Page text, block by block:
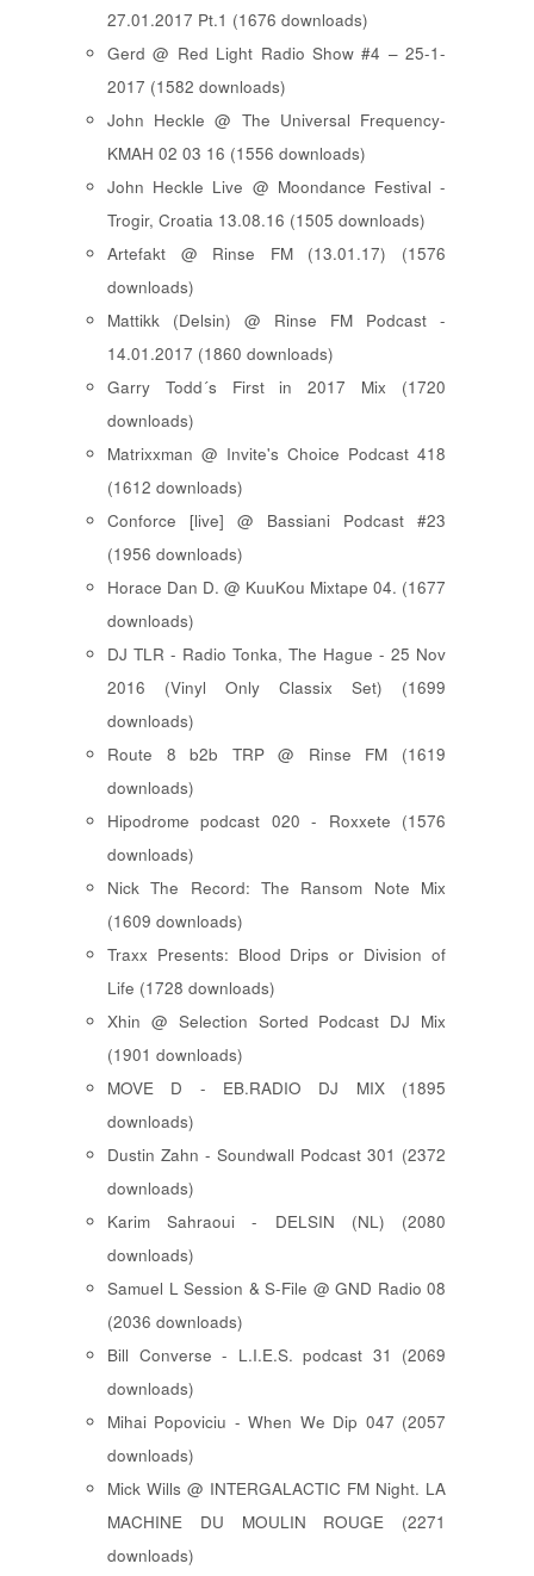
27.01.2017 Pt.1 (1676 downloads)
Gerd @ Red Light Radio Show #4 – 25-1-
2017 (1582 downloads)
John Heckle @ The Universal Frequency-
KMAH 02 03 16 (1556 downloads)
John Heckle Live @ Moondance Festival -
Trogir, Croatia 13.08.16 (1505 downloads)
Artefakt @ Rinse FM (13.01.17) (1576
downloads)
Mattikk (Delsin) @ Rinse FM Podcast -
14.01.2017 (1860 downloads)
Garry Todd´s First in 2017 Mix (1720
downloads)
Matrixxman @ Invite's Choice Podcast 418
(1612 downloads)
Conforce [live] @ Bassiani Podcast #23
(1956 downloads)
Horace Dan D. @ KuuKou Mixtape 04. (1677
downloads)
DJ TLR - Radio Tonka, The Hague - 25 Nov
2016 (Vinyl Only Classix Set) (1699
downloads)
Route 8 b2b TRP @ Rinse FM (1619
downloads)
Hipodrome podcast 020 - Roxxete (1576
downloads)
Nick The Record: The Ransom Note Mix
(1609 downloads)
Traxx Presents: Blood Drips or Division of
Life (1728 downloads)
Xhin @ Selection Sorted Podcast DJ Mix
(1901 downloads)
MOVE D - EB.RADIO DJ MIX (1895
downloads)
Dustin Zahn - Soundwall Podcast 301 (2372
downloads)
Karim Sahraoui - DELSIN (NL) (2080
downloads)
Samuel L Session & S-File @ GND Radio 08
(2036 downloads)
Bill Converse - L.I.E.S. podcast 31 (2069
downloads)
Mihai Popoviciu - When We Dip 047 (2057
downloads)
Mick Wills @ INTERGALACTIC FM Night. LA
MACHINE DU MOULIN ROUGE (2271
downloads)